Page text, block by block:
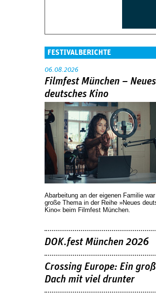
FESTIVALBERICHTE
06.08.2026
Filmfest München – Neues
deutsches Kino
Abarbeitung an der eigenen Familie
große Thema in der Reihe »Neues
Kino« beim Filmfest München.
DOK.fest München 2026
Crossing Europe: Ein
Dach mit viel drunter